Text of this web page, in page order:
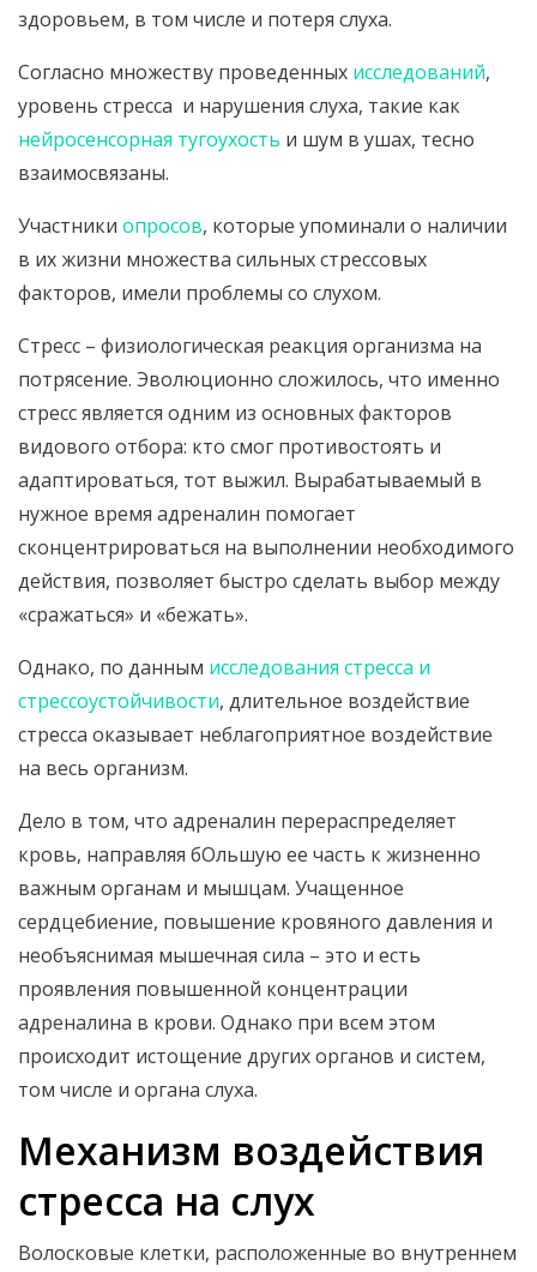
здоровьем, в том числе и потеря слуха.
Согласно множеству проведенных исследований,
уровень стресса и нарушения слуха, такие как
нейросенсорная тугоухость и шум в ушах, тесно
взаимосвязаны.
Участники опросов, которые упоминали о наличии
в их жизни множества сильных стрессовых
факторов, имели проблемы со слухом.
Стресс – физиологическая реакция организма на
потрясение. Эволюционно сложилось, что именно
стресс является одним из основных факторов
видового отбора: кто смог противостоять и
адаптироваться, тот выжил. Вырабатываемый в
нужное время адреналин помогает
сконцентрироваться на выполнении необходимого
действия, позволяет быстро сделать выбор между
«сражаться» и «бежать».
Однако, по данным исследования стресса и
стрессоустойчивости, длительное воздействие
стресса оказывает неблагоприятное воздействие
на весь организм.
Дело в том, что адреналин перераспределяет
кровь, направляя бОльшую ее часть к жизненно
важным органам и мышцам. Учащенное
сердцебиение, повышение кровяного давления и
необъяснимая мышечная сила – это и есть
проявления повышенной концентрации
адреналина в крови. Однако при всем этом
происходит истощение других органов и систем,
том числе и органа слуха.
Механизм воздействия
стресса на слух
Волосковые клетки, расположенные во внутреннем